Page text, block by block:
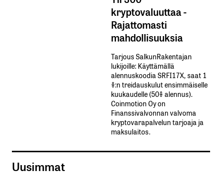
kryptovaluuttaa -
Rajattomasti
mahdollisuuksia
Tarjous SalkunRakentajan
lukijoille: Käyttämällä​ ​
alennuskoodia​ ​SRFI17X,​ ​saat​ ​1
%:n treidauskulut​ ​ensimmäiselle​ ​
kuukaudelle​ ​(50%​ ​alennus).
Coinmotion Oy on
Finanssivalvonnan valvoma
kryptovarapalvelun tarjoaja ja
maksulaitos.
Uusimmat